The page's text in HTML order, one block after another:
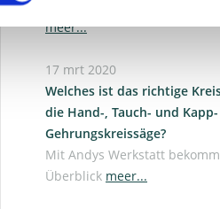
meer...
17 mrt 2020
Welches ist das richtige
die Hand-, Tauch- und
Gehrungskreissäge?
Mit Andys Werkstatt
Überblick meer...